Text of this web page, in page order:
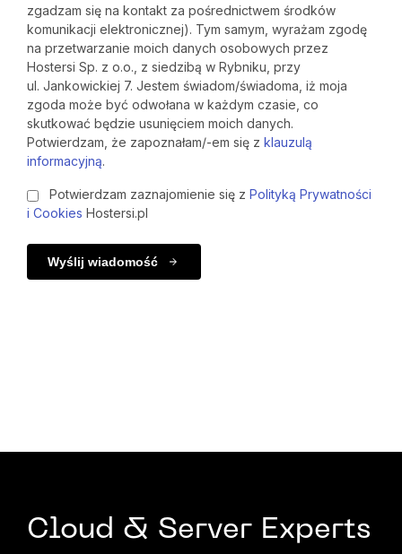
zgadzam się na kontakt za pośrednictwem środków
komunikacji elektronicznej). Tym samym, wyrażam zgodę
na przetwarzanie moich danych osobowych przez
Hostersi Sp. z o.o., z siedzibą w Rybniku, przy
ul. Jankowickiej 7. Jestem świadom/świadoma, iż moja
zgoda może być odwołana w każdym czasie, co
skutkować będzie usunięciem moich danych.
Potwierdzam, że zapoznałam/-em się z klauzulą
informacyjną.
Potwierdzam zaznajomienie się z Polityką Prywatności
i Cookies Hostersi.pl
Wyślij wiadomość
Cloud & Server Experts